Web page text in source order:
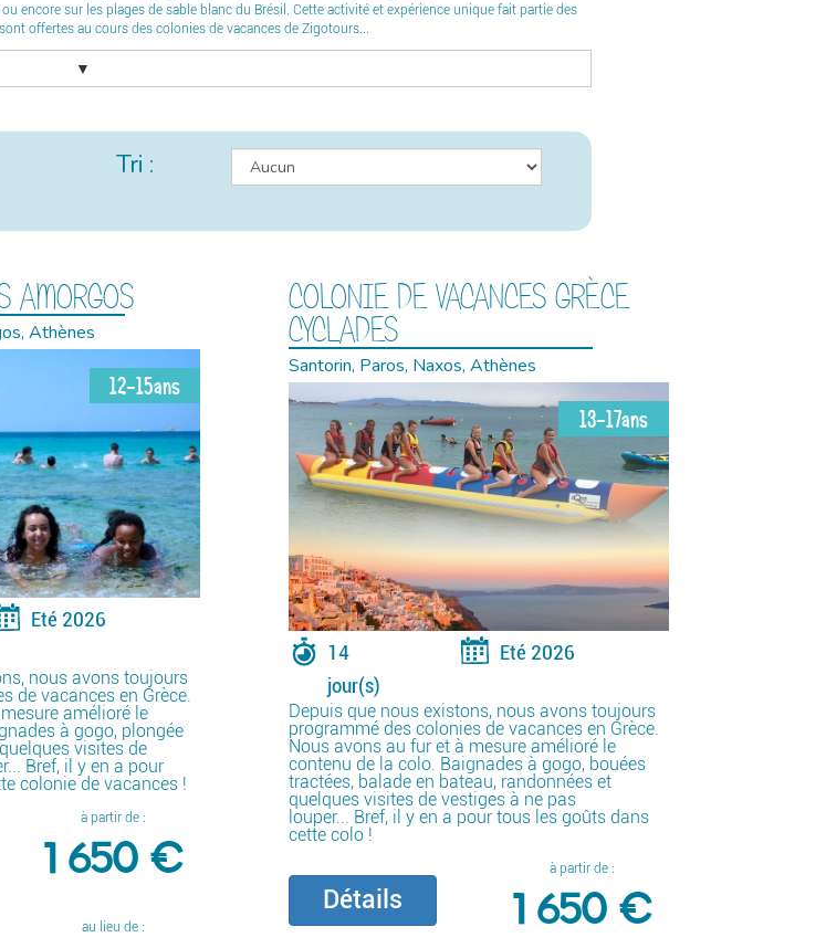
encore sur les plages de sable blanc du Brésil. Cette activité et expérience unique fait partie des
offertes au cours des colonies de vacances de Zigotours...
▼
Tri :
AMORGOS
Athènes
12-15ans
Eté 2026
nous avons toujours
de vacances en Grèce.
amélioré le
à gogo, plongée
visites de
Bref, il y en a pour
colonie de vacances !
à partir de :
1 650 €
au lieu de :
COLONIE DE VACANCES GRÈCE
CYCLADES
Santorin, Paros, Naxos, Athènes
13-17ans
14
jour(s)
Eté 2026
Depuis que nous existons, nous avons toujours
programmé des colonies de vacances en Grèce.
Nous avons au fur et à mesure amélioré le
contenu de la colo. Baignades à gogo, bouées
tractées, balade en bateau, randonnées et
quelques visites de vestiges à ne pas
louper... Bref, il y en a pour tous les goûts dans
cette colo !
Détails
à partir de :
1 650 €